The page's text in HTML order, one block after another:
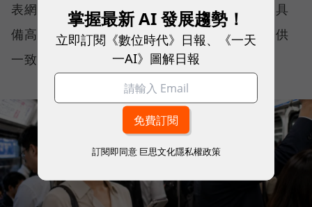
表網路速度表現優異，更證明其網路基礎建設具
備高度穩定性與韌性，能在各種使用情境下提供
一致且可靠的連線品質。
掌握最新 AI 發展趨勢！
立即訂閱《數位時代》日報、《一天
一AI》圖解日報
訂閱即同意 巨思文化隱私權政策